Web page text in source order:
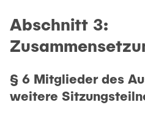
Abschnitt 3:
§ 6 Mitglieder des
weitere